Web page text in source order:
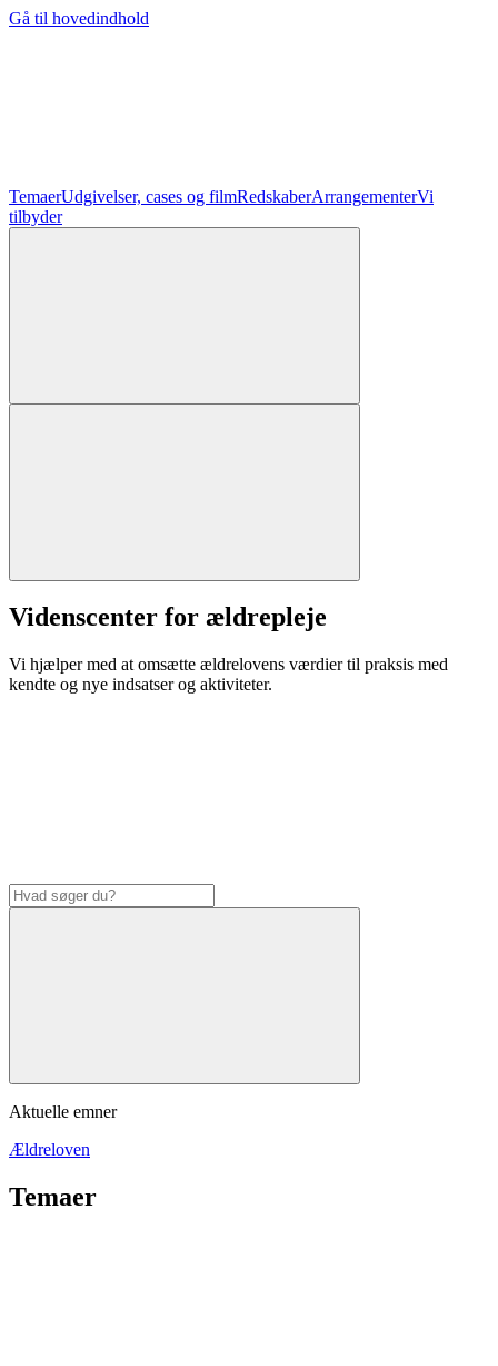
Gå til hovedindhold
TemaerUdgivelser, cases og filmRedskaberArrangementerVi
tilbyder
Videnscenter for ældrepleje
Vi hjælper med at omsætte ældrelovens værdier til praksis med
kendte og nye indsatser og aktiviteter.
Aktuelle emner
Ældreloven
Temaer